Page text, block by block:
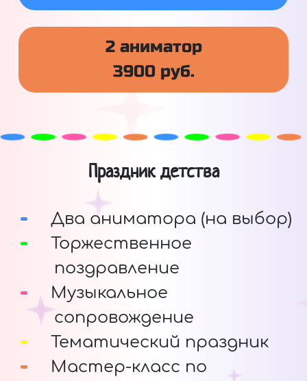
2 аниматор
3900 руб.
Праздник детства
Два аниматора (на выбор)
Торжественное
поздравление
Музыкальное
сопровождение
Тематический праздник
Мастер-класс по